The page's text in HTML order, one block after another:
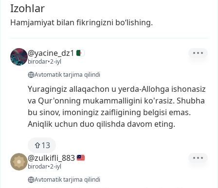
Izohlar
Hamjamiyat bilan fikringizni bo‘lishing.
@yacine_dz1
birodar•2-iyl
Avtomatik tarjima qilindi
Yuragingiz allaqachon u yerda-Allohga ishonasiz
va Qur'onning mukammalligini ko'rasiz. Shubha
bu sinov, imoningiz zaifligining belgisi emas.
Aniqlik uchun duo qilishda davom eting.
13
@zulkifli_883
birodar•2-iyl
Avtomatik tarjima qilindi